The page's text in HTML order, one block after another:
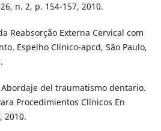
n. 2, p. 154-157, 2010.
Reabsorção Externa Cervical com
Espelho Clínico-apcd, São Paulo,
Abordaje del traumatismo dentario.
Procedimientos Clínicos En
2010.